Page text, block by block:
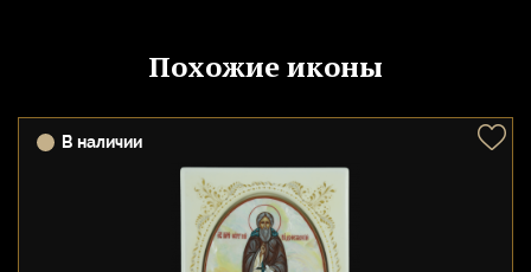
знаменитой Троице-Сергиевой лаврой. Кроме того, отец
сорока монастырей.
Сергия Радонежского часто именуют миротворцем.
Обладавший кроткой натурой, он вносил мир в души людей.
Ему удавалось сплотить враждовавших князей и объединить
их в единый союз, из которого вышло современное
российское государство.
Похожие иконы
В наличии